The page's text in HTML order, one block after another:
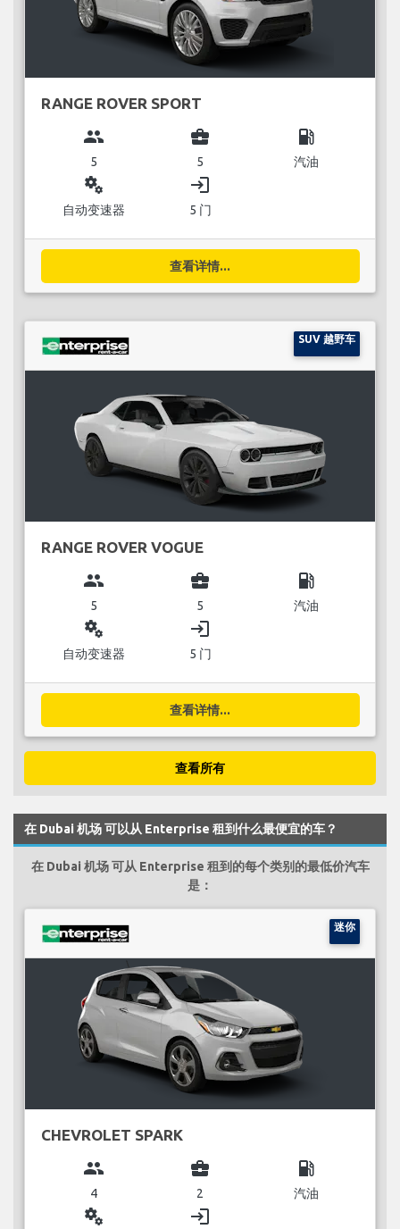
RANGE ROVER SPORT
group
5
business_center
5
local_gas_station
汽油
miscellaneous_services
自动变速器
login
5 门
查看详情...
SUV 越野车
RANGE ROVER VOGUE
group
5
business_center
5
local_gas_station
汽油
miscellaneous_services
自动变速器
login
5 门
查看详情...
查看所有
在 Dubai 机场 可以从 Enterprise 租到什么最便宜的车？
在 Dubai 机场 可从 Enterprise 租到的每个类别的最低价汽车
是：
迷你
CHEVROLET SPARK
group
4
business_center
2
local_gas_station
汽油
miscellaneous_services login